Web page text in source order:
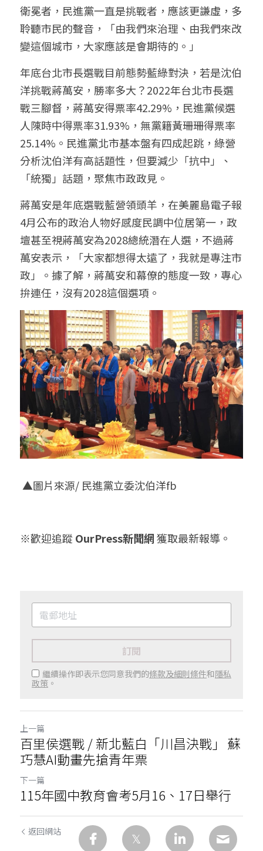
衛冕者，民進黨一直是挑戰者，應該更謙虛，多
聆聽市民的聲音，「由我們來治理、由我們來改
變這個城市，大家應該是會期待的。」
年底台北市長選戰目前態勢藍綠對決，若是沈伯
洋挑戰蔣萬安，勝率多大？2022年台北市長選
戰三腳督，蔣萬安得票率42.29%，民進黨候選
人陳時中得票率31.93%，無黨籍黃珊珊得票率
25.14%。民進黨北市基本盤有四成起跳，綠營
分析沈伯洋有高話題性，但要減少「抗中」、
「統獨」話題，聚焦市政政見。
蔣萬安是年底選戰藍營領頭羊，在美麗島電子報
4月公布的政治人物好感度民調中位居第一，政
壇甚至視蔣萬安為2028總統潛在人選，不過蔣
萬安表示，「大家都想得太遠了，我就是專注市
政」。據了解，蔣萬安和幕僚的態度一致，專心
拚連任，沒有2028這個選項。
▲圖片來源/ 民進黨立委沈伯洋fb
※歡迎追蹤 OurPress新聞網 獲取最新報導。
訂閱
繼續操作即表示您同意我們的條款及細則條件和隱私
政策 。
上一篇
百里侯選戰 / 新北藍白「川昌決戰」 蘇
巧慧AI動畫先搶青年票
下一篇
115年國中教育會考5月16、17日舉行
返回網站